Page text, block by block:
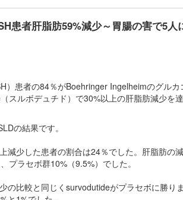
患者肝脂肪59%減少～胃腸の害で5人
）患者の84％がBoehringer Ingelheimのグルカ
スルボデュチド）で30%以上の肝脂肪減少を
の結果です。
減少した患者の割合は24％でした。肝脂肪の
プラセボ群10%（9.5%）でした。
の比較と同じく survodutideがプラセボに勝り